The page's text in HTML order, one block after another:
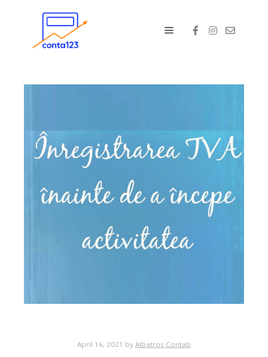
April 16, 2021 by Albatros Contab